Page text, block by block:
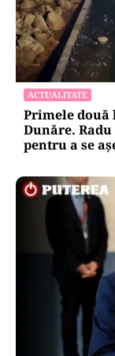
ACTUALITATE
Primele două
Dunăre.
pentru a se